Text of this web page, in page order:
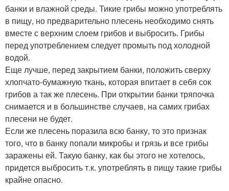
банки и влажной среды. Тикие грибы можно употреблять
в пищу, но предварительно плесень необходимо снять
вместе с верхним слоем грибов и выбросить. Грибы
перед употреблением следует промыть под холодной
водой.
Еще лучше, перед закрытием банки, положить сверху
хлопчато-бумажную ткань, которая впитает в себя сок
грибов а так же плесень. При открытии банки тряпочка
снимается и в большинстве случаев, на самих грибах
плесени не будет.
Если же плесень поразила всю банку, то это признак
того, что в банку попали микробы и грязь и все грибы
заражены ей. Такую банку, как бы этого не хотелось,
придется выбросить т.к. употреблять в пищу такие грибы
крайне опасно.